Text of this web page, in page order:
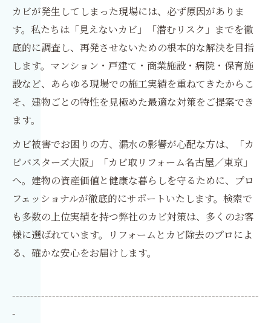
カビが発生してしまった現場には、必ず原因がありま
す。私たちは「見えないカビ」「潜むリスク」までを徹
底的に調査し、再発させないための根本的な解決を目指
します。マンション・戸建て・商業施設・病院・保育施
設など、あらゆる現場での施工実績を重ねてきたからこ
そ、建物ごとの特性を見極めた最適な対策をご提案でき
ます。
カビ被害でお困りの方、漏水の影響が心配な方は、「カ
ビバスターズ大阪」「カビ取リフォーム名古屋／東京」
へ。建物の資産価値と健康な暮らしを守るために、プロ
フェッショナルが徹底的にサポートいたします。検索で
も多数の上位実績を持つ弊社のカビ対策は、多くのお客
様に選ばれています。リフォームとカビ除去のプロによ
る、確かな安心をお届けします。
--------------------------------------------------------------------
-